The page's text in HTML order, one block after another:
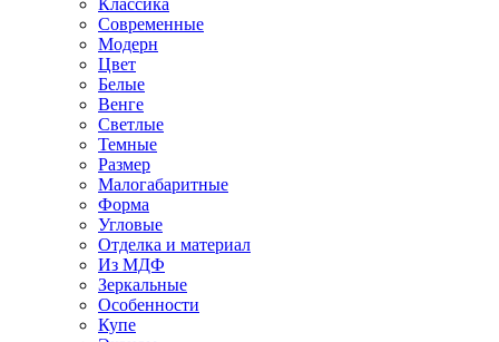
Классика
Современные
Модерн
Цвет
Белые
Венге
Светлые
Темные
Размер
Малогабаритные
Форма
Угловые
Отделка и материал
Из МДФ
Зеркальные
Особенности
Купе